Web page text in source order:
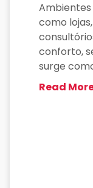
como
conforto,
surge
Read